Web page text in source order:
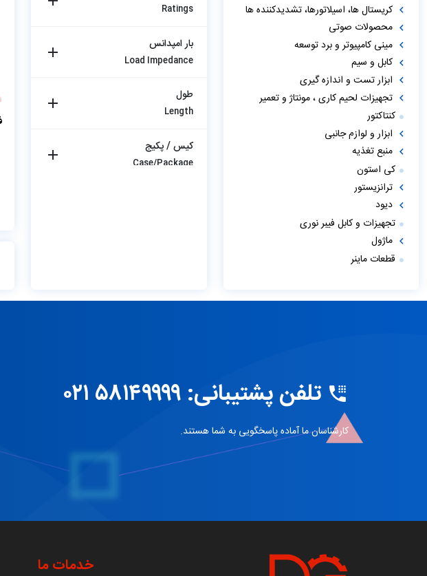
کریستال ها، اسیلاتورها، تشدیدکننده ها
محصولات صوتی
مینی کامپیوتر و برد توسعه
کابل و سیم
ابزار تست و اندازه گیری
تجهیزات لحیم کاری ، مونتاژ و تعمیر
کنتاکتور
ابزار و لوازم جانبی
منبع تغذیه
کی استون
ترانزیستور
دیود
تجهیزات و کابل فیبر نوری
ماژول
قطعات ماینر
Ratings
بار امپدانس
Load Impedance
طول
Length
کیس / پکیج
Case/Package
دمای کارکرد
حداکثر ارتفاع
کاربردها
Applications
Maximum Group Delay
تلفن پشتیبانی: ۵۸۱۴۹۹۹۹ ۰۲۱
کارشناسان ما آماده پاسخگویی به شما هستند.
خدمات ما